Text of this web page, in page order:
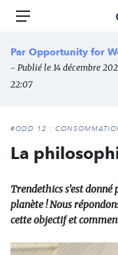
Aller
principal
Menu
Par Opportunity for
- Publié le 14 décembre
22:07
#ODD 12 :
La
Trendethics s’est
planète ! Nous
cette objectif et